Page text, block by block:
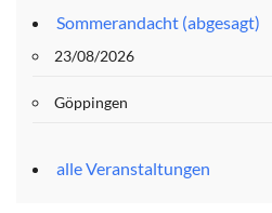
Sommerandacht (abgesagt)
23/08/2026
Göppingen
alle Veranstaltungen